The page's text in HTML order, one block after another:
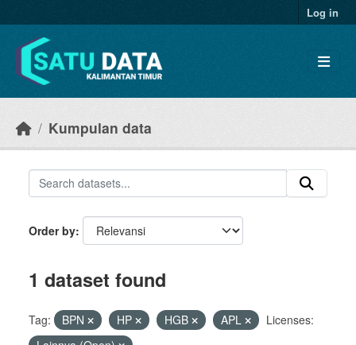
Log in
Kumpulan data
Order by
1 dataset found
Tag: BPN HP HGB APL
Licenses: